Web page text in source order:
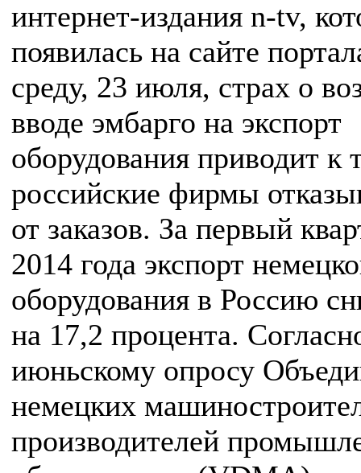
интернет-издания n-tv,
появилась на сайте
среду, 23 июля, страх о
вводе эмбарго на экспорт
оборудования приводит к
российские фирмы
от заказов. За первый
2014 года экспорт
оборудования в Россию
на 17,2 процента.
июньскому опросу
немецких
производителей